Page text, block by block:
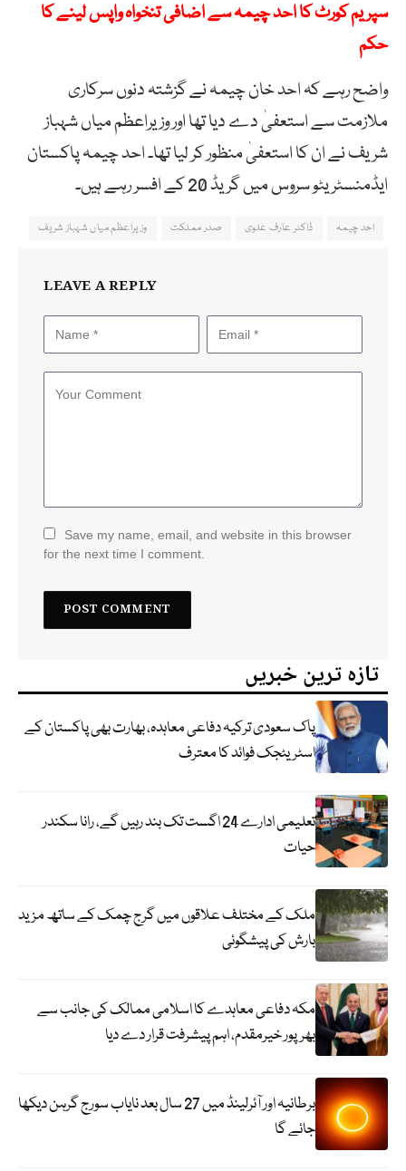
سپریم کورٹ کا احد چیمہ سے اضافی تنخواہ واپس لینے کا
حکم
واضح رہے کہ احد خان چیمہ نے گزشتہ دنوں سرکاری
ملازمت سے استعفیٰ دے دیا تھا اور وزیراعظم میاں شہباز
شریف نے ان کا استعفیٰ منظور کر لیا تھا۔ احد چیمہ پاکستان
ایڈمنسٹریٹو سروس میں گریڈ 20 کے افسر رہے ہیں۔
احد چیمہ ڈاکٹر عارف علوی صدر مملکت وزیراعظم میاں شہباز شریف
LEAVE A REPLY
Save my name, email, and website in this browser
for the next time I comment.
تازہ ترین خبریں
پاک سعودی ترکیہ دفاعی معاہدہ، بھارت بھی پاکستان کے
اسٹریٹجک فوائد کا معترف
تعلیمی ادارے 24 اگست تک بند رہیں گے، رانا سکندر
حیات
ملک کے مختلف علاقوں میں گرج چمک کے ساتھ مزید
بارش کی پیشگوئی
مکہ دفاعی معاہدے کا اسلامی ممالک کی جانب سے
بھرپور خیرمقدم، اہم پیشرفت قرار دے دیا
برطانیہ اور آئرلینڈ میں 27 سال بعد نایاب سورج گرہن دیکھا
جائے گا